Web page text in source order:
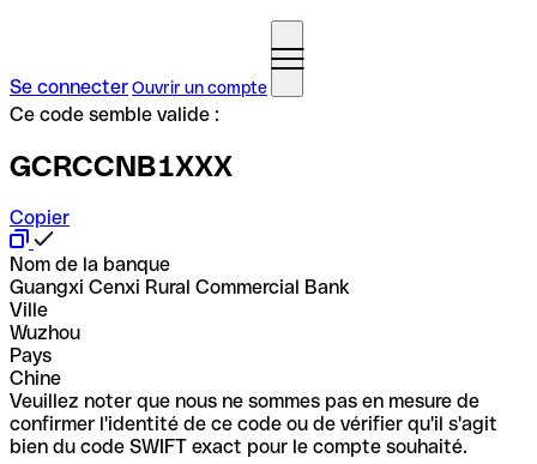
Se connecterOuvrir un compte
Ce code semble valide :
GCRCCNB1XXX
Copier
Nom de la banque
Guangxi Cenxi Rural Commercial Bank
Ville
Wuzhou
Pays
Chine
Veuillez noter que nous ne sommes pas en mesure de
confirmer l'identité de ce code ou de vérifier qu'il s'agit
bien du code SWIFT exact pour le compte souhaité.